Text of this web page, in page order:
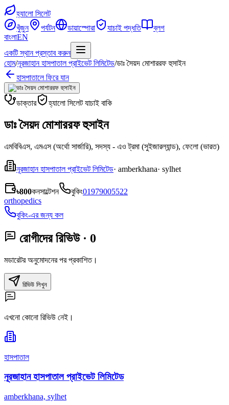
হ্যালো সিলেট
খুঁজুন
পর্যটন ডায়াস্পোরা যাচাই পদ্ধতি
ব্লগ
বাংলাEN
একটি স্থান প্রস্তাব করুন
হোম/নূরজাহান হাসপাতাল প্রাইভেট লিমিটেড/ডাঃ সৈয়দ মোশাররফ হুসাইন
হাসপাতালে ফিরে যান
ডাক্তার হ্যালো সিলেট যাচাই বাকি
ডাঃ সৈয়দ মোশাররফ হুসাইন
এমবিবিএস, এমএস (অর্থো সার্জারি), সদস্য - এও ট্রমা (সুইজারল্যান্ড), ফেলো (ভারত)
নূরজাহান হাসপাতাল প্রাইভেট লিমিটেড· amberkhana· sylhet
৳800কনসাল্টেশন বুকিং01979005522
orthopedics
বুকিং-এর জন্য কল
রোগীদের রিভিউ · 0
মডারেটর অনুমোদনের পর প্রকাশিত।
রিভিউ লিখুন
এখনো কোনো রিভিউ নেই।
হাসপাতাল
নূরজাহান হাসপাতাল প্রাইভেট লিমিটেড
amberkhana, sylhet